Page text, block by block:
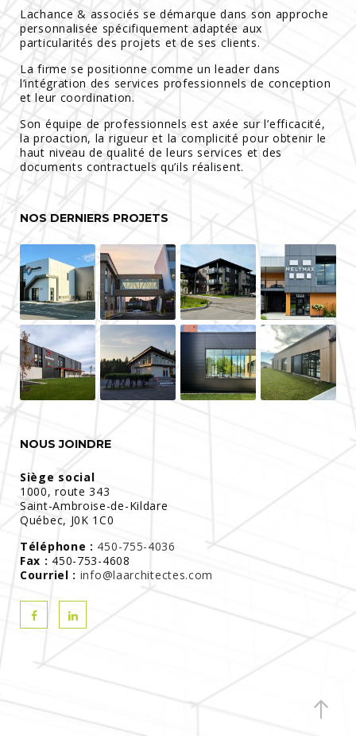
Lachance & associés se démarque dans son approche
personnalisée spécifiquement adaptée aux
particularités des projets et de ses clients.
La firme se positionne comme un leader dans
l’intégration des services professionnels de conception
et leur coordination.
Son équipe de professionnels est axée sur l’efficacité,
la proaction, la rigueur et la complicité pour obtenir le
haut niveau de qualité de leurs services et des
documents contractuels qu’ils réalisent.
NOS DERNIERS PROJETS
NOUS JOINDRE
Siège social
1000, route 343
Saint-Ambroise-de-Kildare
Québec, J0K 1C0
Téléphone : 450-755-4036
Fax : 450-753-4608
Courriel : info@laarchitectes.com